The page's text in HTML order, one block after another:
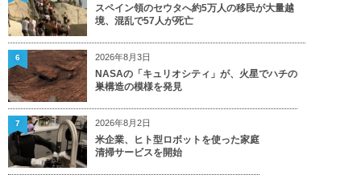
スペイン領のセウタへ約5万人の移民が大量越
境、混乱で57人が死亡
2026年8月3日
NASAの「キュリオシティ」が、火星でハチの
巣構造の模様を発見
6
2026年8月2日
米企業、ヒト型ロボットを使った家庭
清掃サービスを開始
7